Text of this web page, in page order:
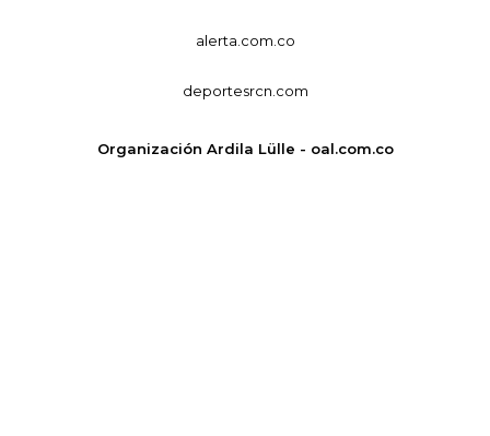
alerta.com.co
deportesrcn.com
Organización Ardila Lülle - oal.com.co